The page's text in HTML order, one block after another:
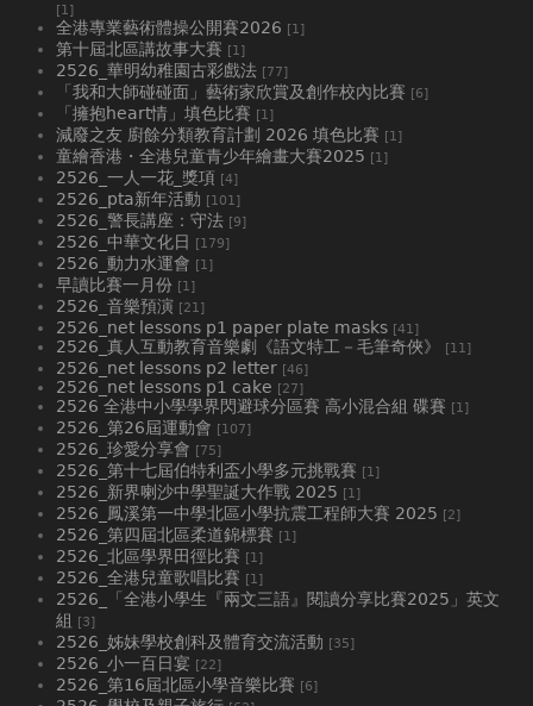
[1]
全港專業藝術體操公開賽2026 [1]
第十屆北區講故事大賽 [1]
2526_華明幼稚園古彩戲法 [77]
「我和大師碰碰面」藝術家欣賞及創作校內比賽 [6]
「擁抱heart情」填色比賽 [1]
減廢之友 廚餘分類教育計劃 2026 填色比賽 [1]
童繪香港・全港兒童青少年繪畫大賽2025 [1]
2526_一人一花_獎項 [4]
2526_pta新年活動 [101]
2526_警長講座：守法 [9]
2526_中華文化日 [179]
2526_動力水運會 [1]
早讀比賽一月份 [1]
2526_音樂預演 [21]
2526_net lessons p1 paper plate masks [41]
2526_真人互動教育音樂劇《語文特工－毛筆奇俠》 [11]
2526_net lessons p2 letter [46]
2526_net lessons p1 cake [27]
2526 全港中小學學界閃避球分區賽 高小混合組 碟賽 [1]
2526_第26屆運動會 [107]
2526_珍愛分享會 [75]
2526_第十七屆伯特利盃小學多元挑戰賽 [1]
2526_新界喇沙中學聖誕大作戰 2025 [1]
2526_鳳溪第一中學北區小學抗震工程師大賽 2025 [2]
2526_第四屆北區柔道錦標賽 [1]
2526_北區學界田徑比賽 [1]
2526_全港兒童歌唱比賽 [1]
2526_「全港小學生『兩文三語』閱讀分享比賽2025」英文
組 [3]
2526_姊妹學校創科及體育交流活動 [35]
2526_小一百日宴 [22]
2526_第16屆北區小學音樂比賽 [6]